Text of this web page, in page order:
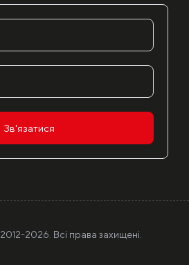
Зв'язатися
2026. Всі права захищені.